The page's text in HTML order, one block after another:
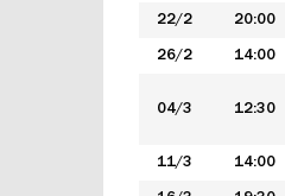
22/2 20:00
26/2 14:00
04/3 12:30
11/3 14:00